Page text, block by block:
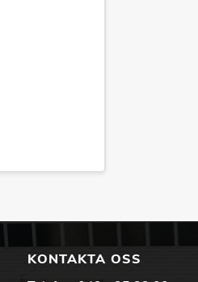
KONTAKTA OSS